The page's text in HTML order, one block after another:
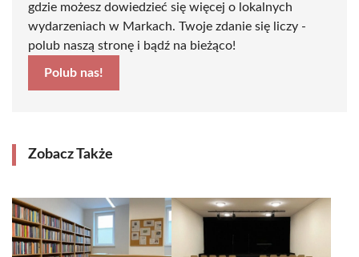
gdzie możesz dowiedzieć się więcej o lokalnych
wydarzeniach w Markach. Twoje zdanie się liczy -
polub naszą stronę i bądź na bieżąco!
Polub nas!
Zobacz Także